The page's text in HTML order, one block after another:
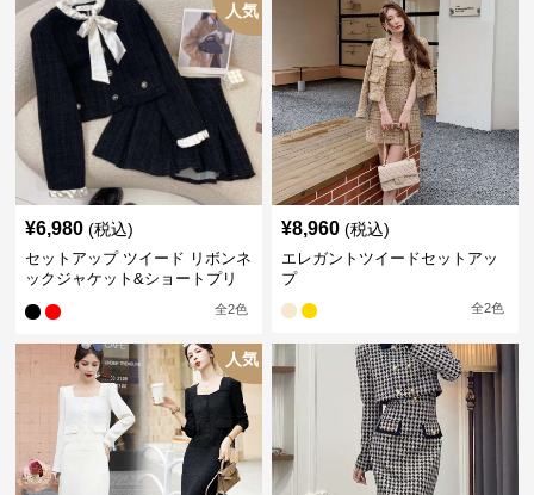
人気
¥6,980 (税込)
セットアップ ツイード リボンネ
ックジャケット&ショートプリ
全2色
¥8,960 (税込)
エレガントツイードセットアッ
プ
全2色
人気